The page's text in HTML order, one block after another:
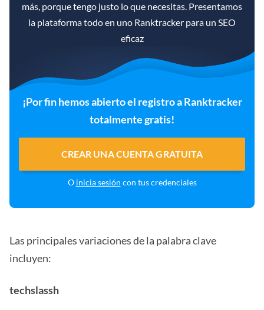
más, porque tengo justo lo que necesitas. Presentamos
la plataforma todo en uno Ranktracker para un SEO
eficaz
¡Por fin hemos abierto el registro a Ranktracker
totalmente gratis!
CREAR UNA CUENTA GRATUITA
O inicia sesión con tus credenciales
Las principales variaciones de la palabra clave
incluyen:
techslassh